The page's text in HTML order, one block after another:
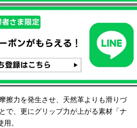
擦力を発生させ、天然革よりも滑りづ
で、更にグリップ力が上がる素材「ナ
。